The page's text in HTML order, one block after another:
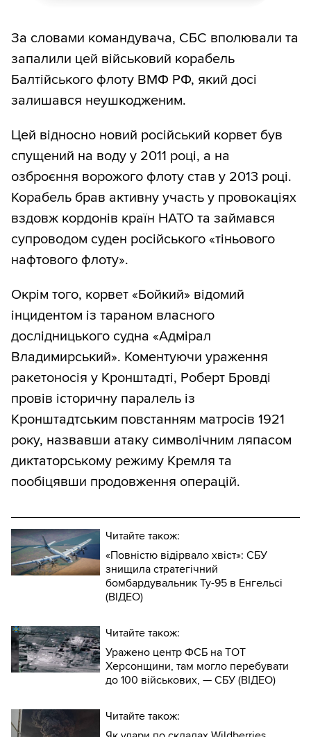
За словами командувача, СБС вполювали та
запалили цей військовий корабель
Балтійського флоту ВМФ РФ, який досі
залишався неушкодженим.
Цей відносно новий російський корвет був
спущений на воду у 2011 році, а на
озброєння ворожого флоту став у 2013 році.
Корабель брав активну участь у провокаціях
вздовж кордонів країн НАТО та займався
супроводом суден російського «тіньового
нафтового флоту».
Окрім того, корвет «Бойкий» відомий
інцидентом із тараном власного
дослідницького судна «Адмірал
Владимирський». Коментуючи ураження
ракетоносія у Кронштадті, Роберт Бровді
провів історичну паралель із
Кронштадтським повстанням матросів 1921
року, назвавши атаку символічним ляпасом
диктаторському режиму Кремля та
пообіцявши продовження операцій.
Читайте також:
«Повністю відірвало хвіст»: СБУ
знищила стратегічний
бомбардувальник Ту-95 в Енгельсі
(ВІДЕО)
Читайте також:
Уражено центр ФСБ на ТОТ
Херсонщини, там могло перебувати
до 100 військових, — СБУ (ВIДЕО)
Читайте також: